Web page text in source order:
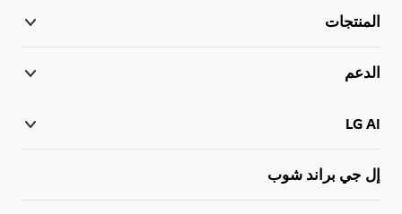
المنتجات
الدعم
LG AI
إل جي براند شوب